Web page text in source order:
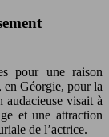
pour une raison
en Géorgie, pour la
visait à
et une attraction
de l’actrice.